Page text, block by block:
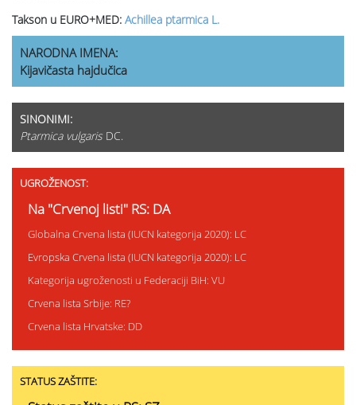
Takson u EURO+MED: Achillea ptarmica L.
NARODNA IMENA:
Kijavičasta hajdučica
SINONIMI:
Ptarmica vulgaris DC.
UGROŽENOST:
Na "Crvenoj listi" RS: DA
Globalna Crvena lista (IUCN kategorija 2020): LC
Evropska Crvena lista (IUCN kategorija 2020): LC
Kategorija ugroženosti u Federaciji BiH: VU
Crvena lista Srbije: RE?
Crvena lista Hrvatske: DD
STATUS ZAŠTITE: